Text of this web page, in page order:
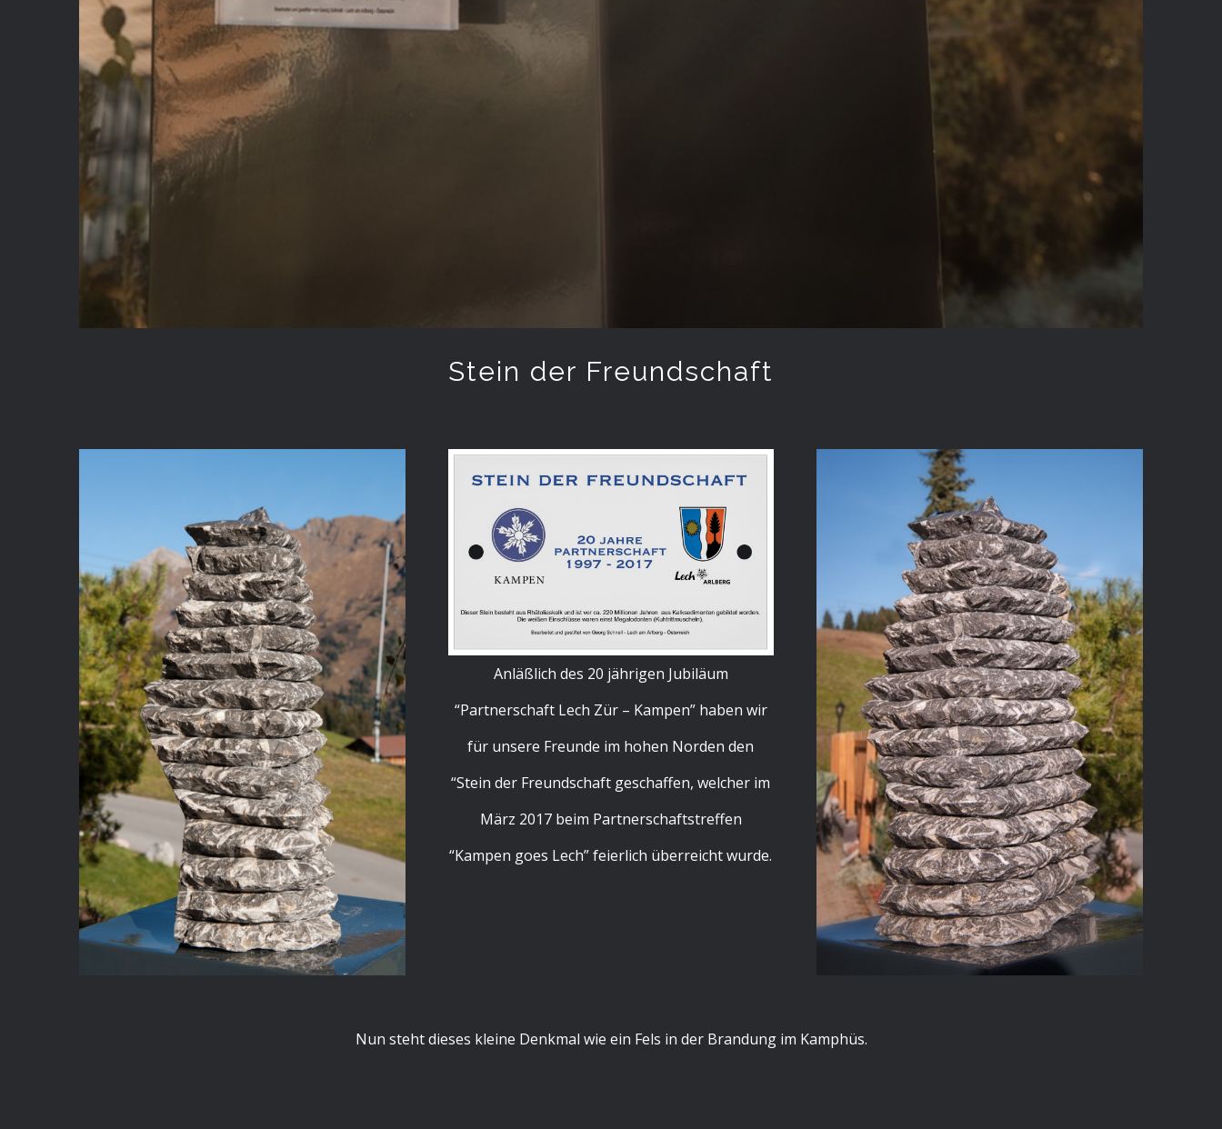
Stein der Freundschaft
Anläßlich des 20 jährigen Jubiläum
“Partnerschaft Lech Zür – Kampen” haben wir
für unsere Freunde im hohen Norden den
“Stein der Freundschaft geschaffen, welcher im
März 2017 beim Partnerschaftstreffen
“Kampen goes Lech” feierlich überreicht wurde.
Nun steht dieses kleine Denkmal wie ein Fels in der Brandung im Kamphüs.